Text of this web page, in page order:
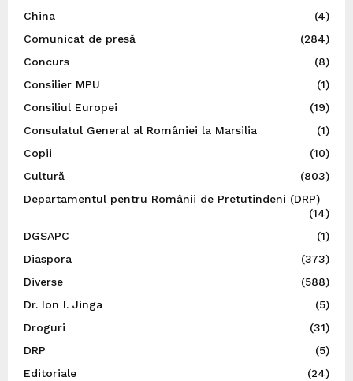
China
(4)
Comunicat de presă
(284)
Concurs
(8)
Consilier MPU
(1)
Consiliul Europei
(19)
Consulatul General al României la Marsilia
(1)
Copii
(10)
Cultură
(803)
Departamentul pentru Românii de Pretutindeni (DRP)
(14)
DGSAPC
(1)
Diaspora
(373)
Diverse
(588)
Dr. Ion I. Jinga
(5)
Droguri
(31)
DRP
(5)
Editoriale
(24)